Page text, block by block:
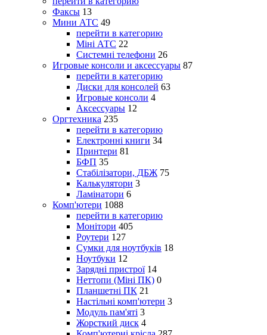
Факсы 13
Мини АТС 49
перейти в категорию
Міні АТС 22
Системні телефони 26
Игровые консоли и аксессуары 87
перейти в категорию
Диски для консолей 63
Игровые консоли 4
Аксессуары 12
Оргтехника 235
перейти в категорию
Електронні книги 34
Принтери 81
БФП 35
Стабілізатори, ДБЖ 75
Калькулятори 3
Ламінатори 6
Комп'ютери 1088
перейти в категорию
Монітори 405
Роутери 127
Сумки для ноутбуків 18
Ноутбуки 12
Зарядні пристрої 14
Неттопи (Міні ПК) 0
Планшетні ПК 21
Настільні комп'ютери 3
Модуль пам'яті 3
Жорсткий диск 4